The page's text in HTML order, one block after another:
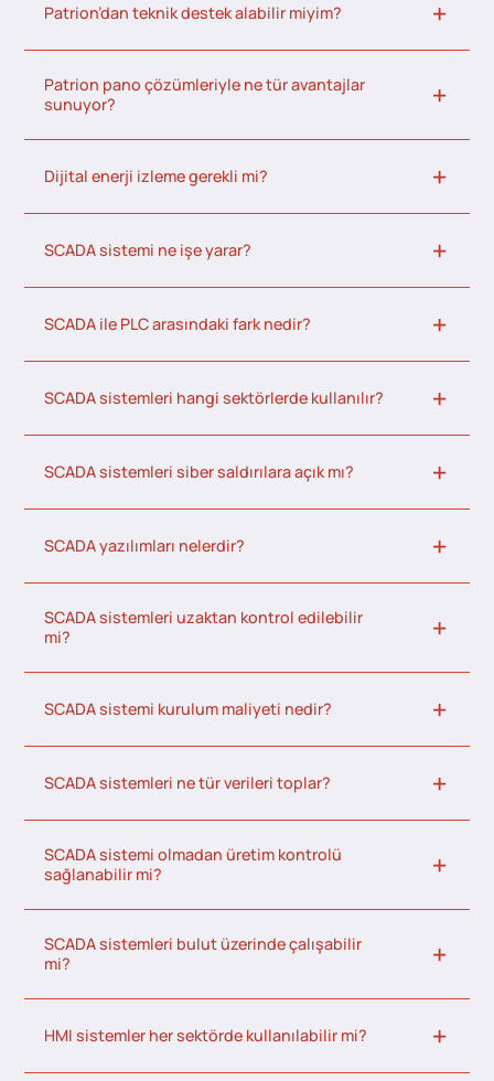
Patrion’dan teknik destek alabilir miyim?
Patrion pano çözümleriyle ne tür avantajlar
sunuyor?
Dijital enerji izleme gerekli mi?
SCADA sistemi ne işe yarar?
SCADA ile PLC arasındaki fark nedir?
SCADA sistemleri hangi sektörlerde kullanılır?
SCADA sistemleri siber saldırılara açık mı?
SCADA yazılımları nelerdir?
SCADA sistemleri uzaktan kontrol edilebilir
mi?
SCADA sistemi kurulum maliyeti nedir?
SCADA sistemleri ne tür verileri toplar?
SCADA sistemi olmadan üretim kontrolü
sağlanabilir mi?
SCADA sistemleri bulut üzerinde çalışabilir
mi?
HMI sistemler her sektörde kullanılabilir mi?